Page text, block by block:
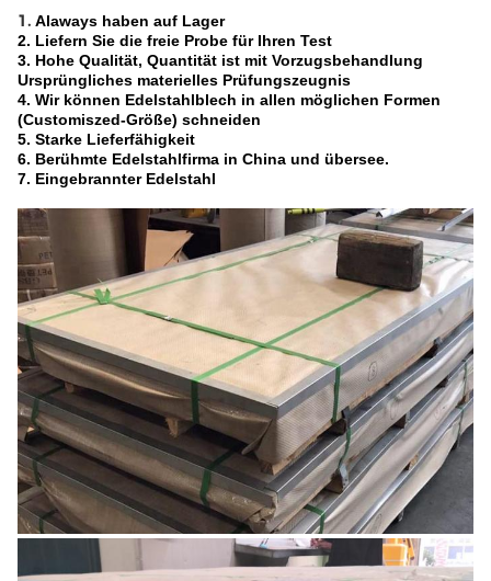
1. Alaways haben auf Lager
2. Liefern Sie die freie Probe für Ihren Test
3. Hohe Qualität, Quantität ist mit Vorzugsbehandlung
Ursprüngliches materielles Prüfungszeugnis
4. Wir können Edelstahlblech in allen möglichen Formen
(Customiszed-Größe) schneiden
5. Starke Lieferfähigkeit
6. Berühmte Edelstahlfirma in China und übersee.
7. Eingebrannter Edelstahl